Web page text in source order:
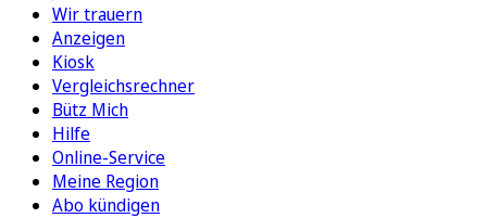
Wir trauern
Anzeigen
Kiosk
Vergleichsrechner
Bütz Mich
Hilfe
Online-Service
Meine Region
Abo kündigen